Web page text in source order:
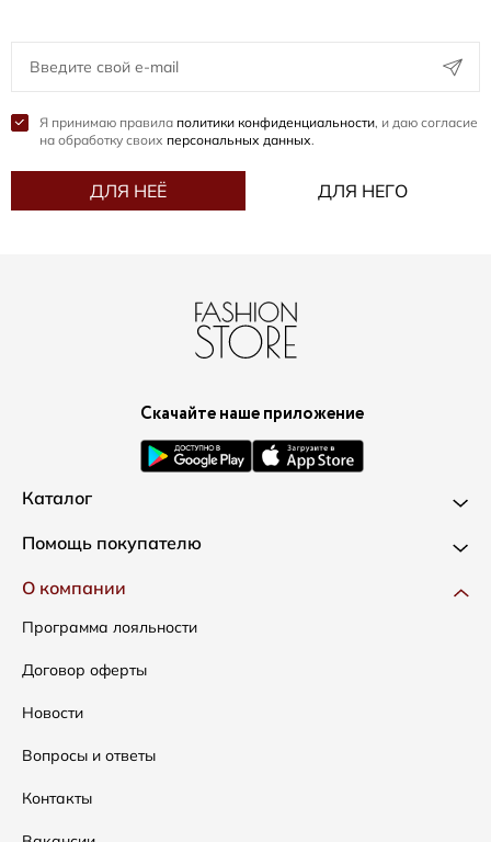
Я принимаю правила политики конфиденциальности, и даю согласие
на обработку своих персональных данных.
ДЛЯ НЕЁ ДЛЯ НЕГО
Скачайте наше приложение
Каталог
Новинки
Одежда
Сумки
Аксессуары
Распродажа
Подарочные сертификаты
Помощь покупателю
Доставка и оплата
Как оформить заказ
Условия возвратов
Таблица размеров
Уход за одеждой
О компании
Программа лояльности
Договор оферты
Новости
Вопросы и ответы
Контакты